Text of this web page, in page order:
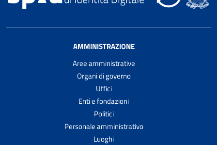
AMMINISTRAZIONE
Aree amministrative
Organi di governo
Uffici
Enti e fondazioni
Politici
Personale amministrativo
Luoghi